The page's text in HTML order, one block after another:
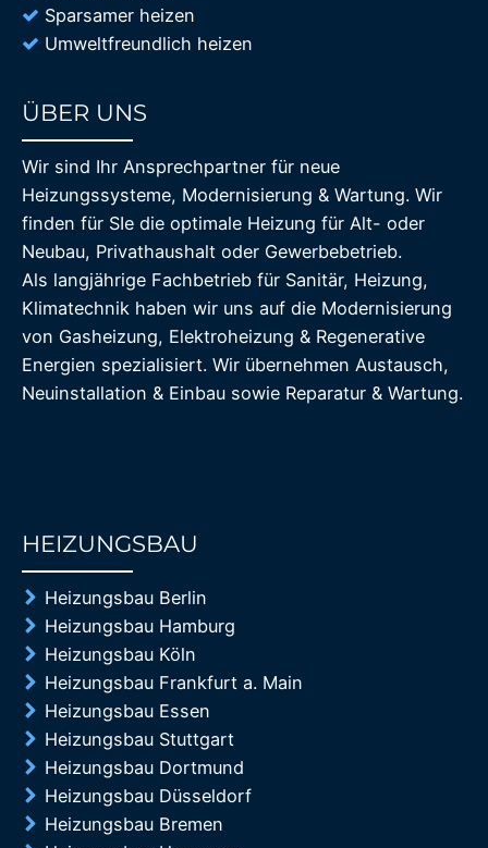
Sparsamer heizen
Umweltfreundlich heizen
ÜBER UNS
Wir sind Ihr Ansprechpartner für neue
Heizungssysteme, Modernisierung & Wartung. Wir
finden für SIe die optimale Heizung für Alt- oder
Neubau, Privathaushalt oder Gewerbebetrieb.
Als langjährige Fachbetrieb für Sanitär, Heizung,
Klimatechnik haben wir uns auf die Modernisierung
von Gasheizung, Elektroheizung & Regenerative
Energien spezialisiert. Wir übernehmen Austausch,
Neuinstallation & Einbau sowie Reparatur & Wartung.
HEIZUNGSBAU
Heizungsbau Berlin
Heizungsbau Hamburg
Heizungsbau Köln
Heizungsbau Frankfurt a. Main
Heizungsbau Essen
Heizungsbau Stuttgart
Heizungsbau Dortmund
Heizungsbau Düsseldorf
Heizungsbau Bremen